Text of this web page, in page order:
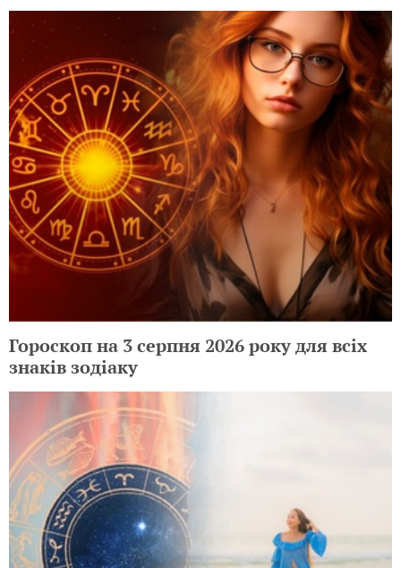
Гороскоп на 3 серпня 2026 року для всіх
знаків зодіаку